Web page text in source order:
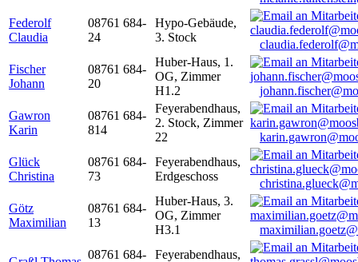
Federolf
Claudia
08761 684-
24
Hypo-Gebäude,
3. Stock
Fischer
Johann
08761 684-
20
Huber-Haus, 1.
OG, Zimmer
H1.2
Gawron
Karin
08761 684-
814
Feyerabendhaus,
2. Stock, Zimmer
22
Glück
Christina
08761 684-
73
Feyerabendhaus,
Erdgeschoss
Götz
Maximilian
08761 684-
13
Huber-Haus, 3.
OG, Zimmer
H3.1
08761 684-
Feyerabendhaus,